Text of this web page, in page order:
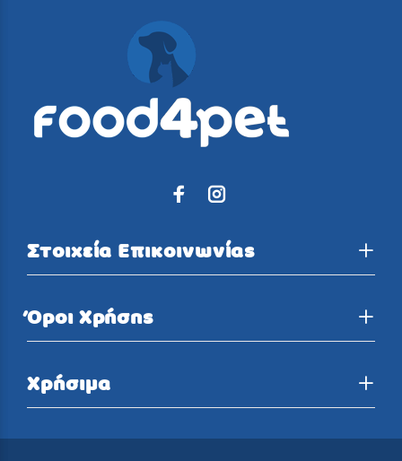
Στοιχεία Επικοινωνίας
Όροι Χρήσης
Χρήσιμα